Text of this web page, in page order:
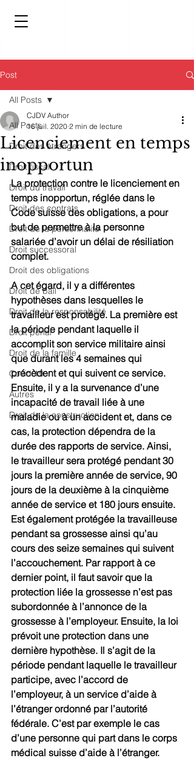
Post
All Posts
Droit des étrangers
Droit fiscal
Droit du travail
Droit des contrats
Droit de la personnalité
Droit successoral
Droit des obligations
Droit de bail
Droit de la responsabilité
Droit pénal
Droit de la famille
Covid 19
Autres
Droit de la construction
All Posts
Licenciement en temps
inopportun
CJDV Author
16 juil. 2020 2 min de lecture
La protection contre le licenciement en
temps inopportun, réglée dans le
Code suisse des obligations, a pour
but de permettre à la personne
salariée d’avoir un délai de résiliation
complet.
A cet égard, il y a différentes
hypothèses dans lesquelles le
travailleur est protégé. La première est
la période pendant laquelle il
accomplit son service militaire ainsi
que durant les 4 semaines qui
précèdent et qui suivent ce service.
Ensuite, il y a la survenance d’une
incapacité de travail liée à une
maladie ou à un accident et, dans ce
cas, la protection dépendra de la
durée des rapports de service. Ainsi,
le travailleur sera protégé pendant 30
jours la première année de service, 90
jours de la deuxième à la cinquième
année de service et 180 jours ensuite.
Est également protégée la travailleuse
pendant sa grossesse ainsi qu’au
cours des seize semaines qui suivent
l’accouchement. Par rapport à ce
dernier point, il faut savoir que la
protection liée la grossesse n’est pas
subordonnée à l’annonce de la
grossesse à l’employeur. Ensuite, la loi
prévoit une protection dans une
dernière hypothèse. Il s’agit de la
période pendant laquelle le travailleur
participe, avec l’accord de
l’employeur, à un service d’aide à
l’étranger ordonné par l’autorité
fédérale. C’est par exemple le cas
d’une personne qui part dans le corps
médical suisse d’aide à l’étranger.